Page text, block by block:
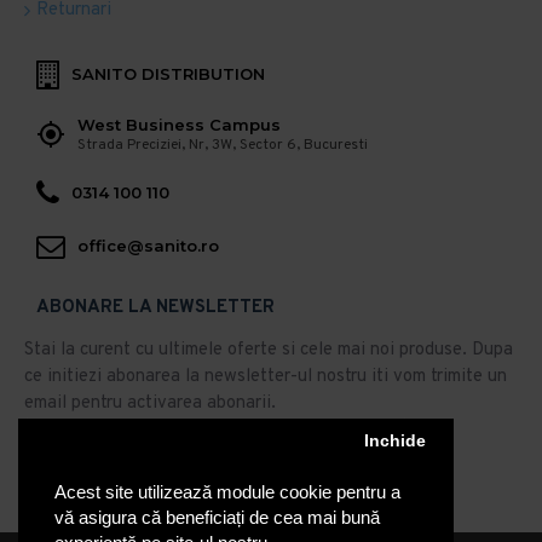
Acest site utilizează module cookie pentru a
vă asigura că beneficiați de cea mai bună
Inchide
Returnari
SANITO DISTRIBUTION
West Business Campus
Strada Preciziei, Nr, 3W, Sector 6, Bucuresti
0314 100 110
office@sanito.ro
ABONARE LA NEWSLETTER
Stai la curent cu ultimele oferte si cele mai noi produse. Dupa
ce initiezi abonarea la newsletter-ul nostru iti vom trimite un
email pentru activarea abonarii.
Abonare
Am citit şi sunt de acord cu Politica de Confidentialitate